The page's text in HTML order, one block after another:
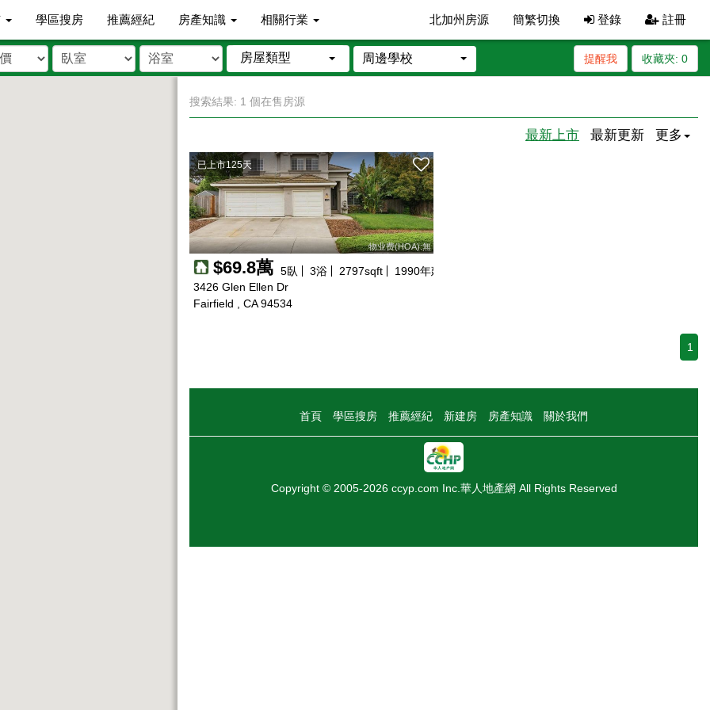
學區搜房 推薦經紀 房產知識 相關行業 北加州房源 簡繁切換 登錄 註冊
房屋類型 周邊學校 收藏夾: 0
提醒我
搜索結果: 1 個在售房源
最新上市 最新更新 更多
已上市125天
物业费(HOA):無
$69.8萬 5臥 3浴 2797sqft 1990年建
3426 Glen Ellen Dr
Fairfield , CA 94534
1
首頁 學區搜房 推薦經紀 新建房 房產知識 關於我們
Copyright © 2005-2026 ccyp.com Inc.華人地產網 All Rights Reserved